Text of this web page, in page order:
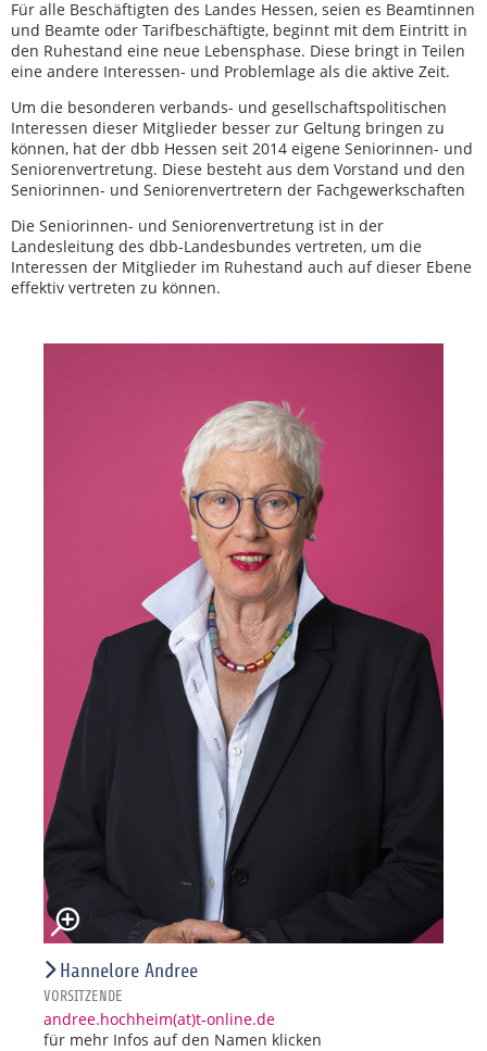
Für alle Beschäftigten des Landes Hessen, seien es Beamtinnen
und Beamte oder Tarifbeschäftigte, beginnt mit dem Eintritt in
den Ruhestand eine neue Lebensphase. Diese bringt in Teilen
eine andere Interessen- und Problemlage als die aktive Zeit.
Um die besonderen verbands- und gesellschaftspolitischen
Interessen dieser Mitglieder besser zur Geltung bringen zu
können, hat der dbb Hessen seit 2014 eigene Seniorinnen- und
Seniorenvertretung. Diese besteht aus dem Vorstand und den
Seniorinnen- und Seniorenvertretern der Fachgewerkschaften
Die Seniorinnen- und Seniorenvertretung ist in der
Landesleitung des dbb-Landesbundes vertreten, um die
Interessen der Mitglieder im Ruhestand auch auf dieser Ebene
effektiv vertreten zu können.
Hannelore Andree
VORSITZENDE
andree.hochheim(at)t-online.de
für mehr Infos auf den Namen klicken